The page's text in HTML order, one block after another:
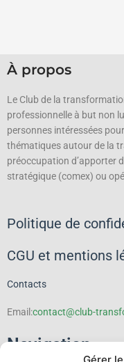
À propos
Le Club de la
professionnelle à but non
personnes intéressées
thématiques autour de la
préoccupation d’apporter
stratégique (comex) ou
Politique de
CGU et mentions
Contacts
Email:contact@club-
Navigation